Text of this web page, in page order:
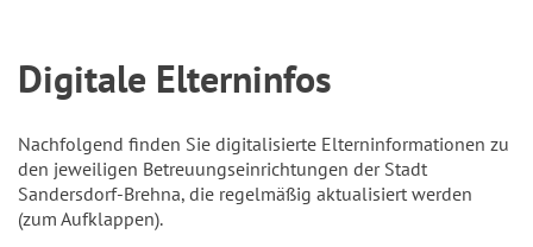
Digitale Elterninfos
Nachfolgend finden Sie digitalisierte Elterninformationen zu
den jeweiligen Betreuungseinrichtungen der Stadt
Sandersdorf-Brehna, die regelmäßig aktualisiert werden
(zum Aufklappen).